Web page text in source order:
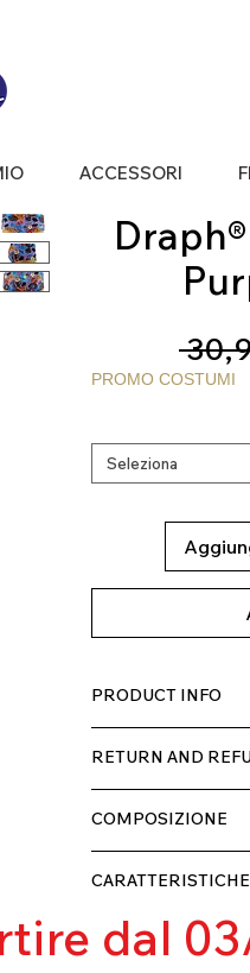
ACCESSORI
PROMO COSTUMI
Seleziona
PRODUCT INFO
comodo per chi lo
doppio strato con
RETURN AND
ricevimento,
di spedizione, non
ed appurato che
COMPOSIZIONE
20% ELASTANE
Contenimento
Eccellente
dal